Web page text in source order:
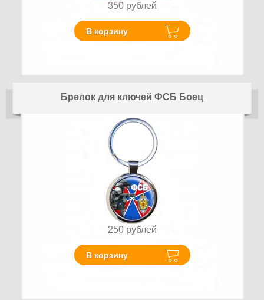
350 рублей
В корзину
Брелок для ключей ФСБ Боец
250 рублей
В корзину